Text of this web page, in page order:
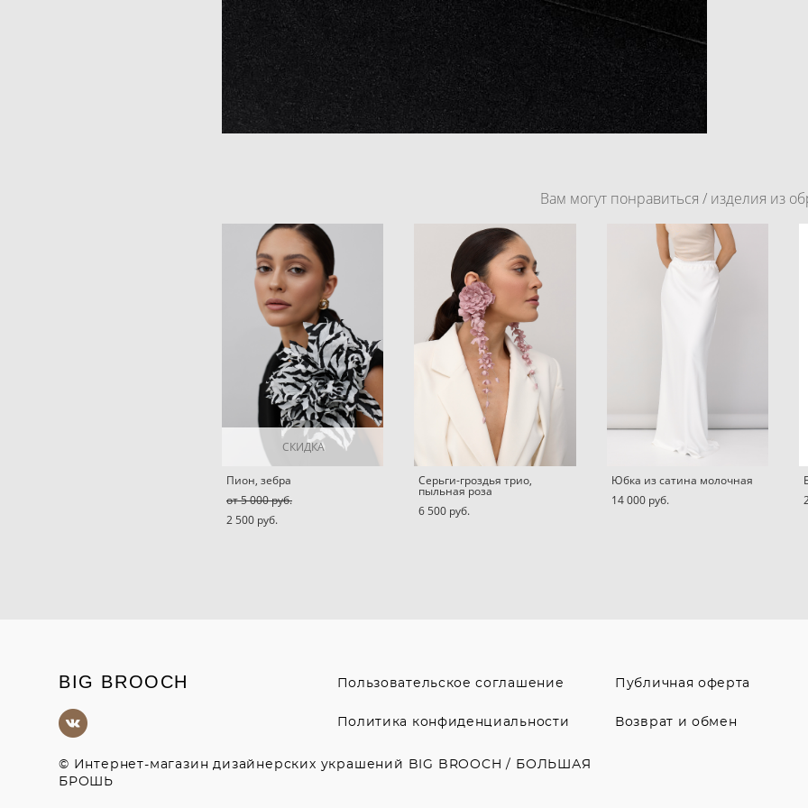
Вам могут понравиться / изделия из
СКИДКА
Пион, зебра
от 5 000 pуб.
2 500 pуб.
Серьги-гроздья трио,
пыльная роза
6 500 pуб.
Юбка из сатина молочная
14 000 pуб.
BIG BROOCH Пользовательское соглашение
Политика конфиденциальности
Публичная оферта
Возврат и обмен
© Интернет-магазин дизайнерских украшений BIG BROOCH / БОЛЬШАЯ
БРОШЬ